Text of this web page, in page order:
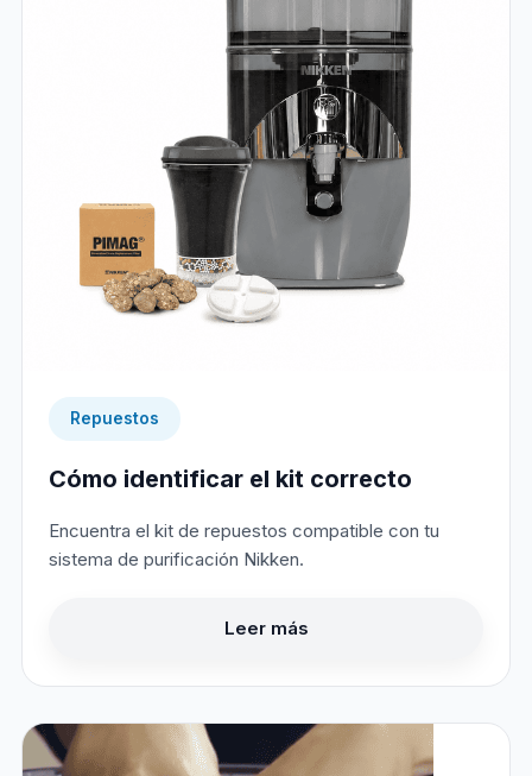
Repuestos
Cómo identificar el kit correcto
Encuentra el kit de repuestos compatible con tu
sistema de purificación Nikken.
Leer más